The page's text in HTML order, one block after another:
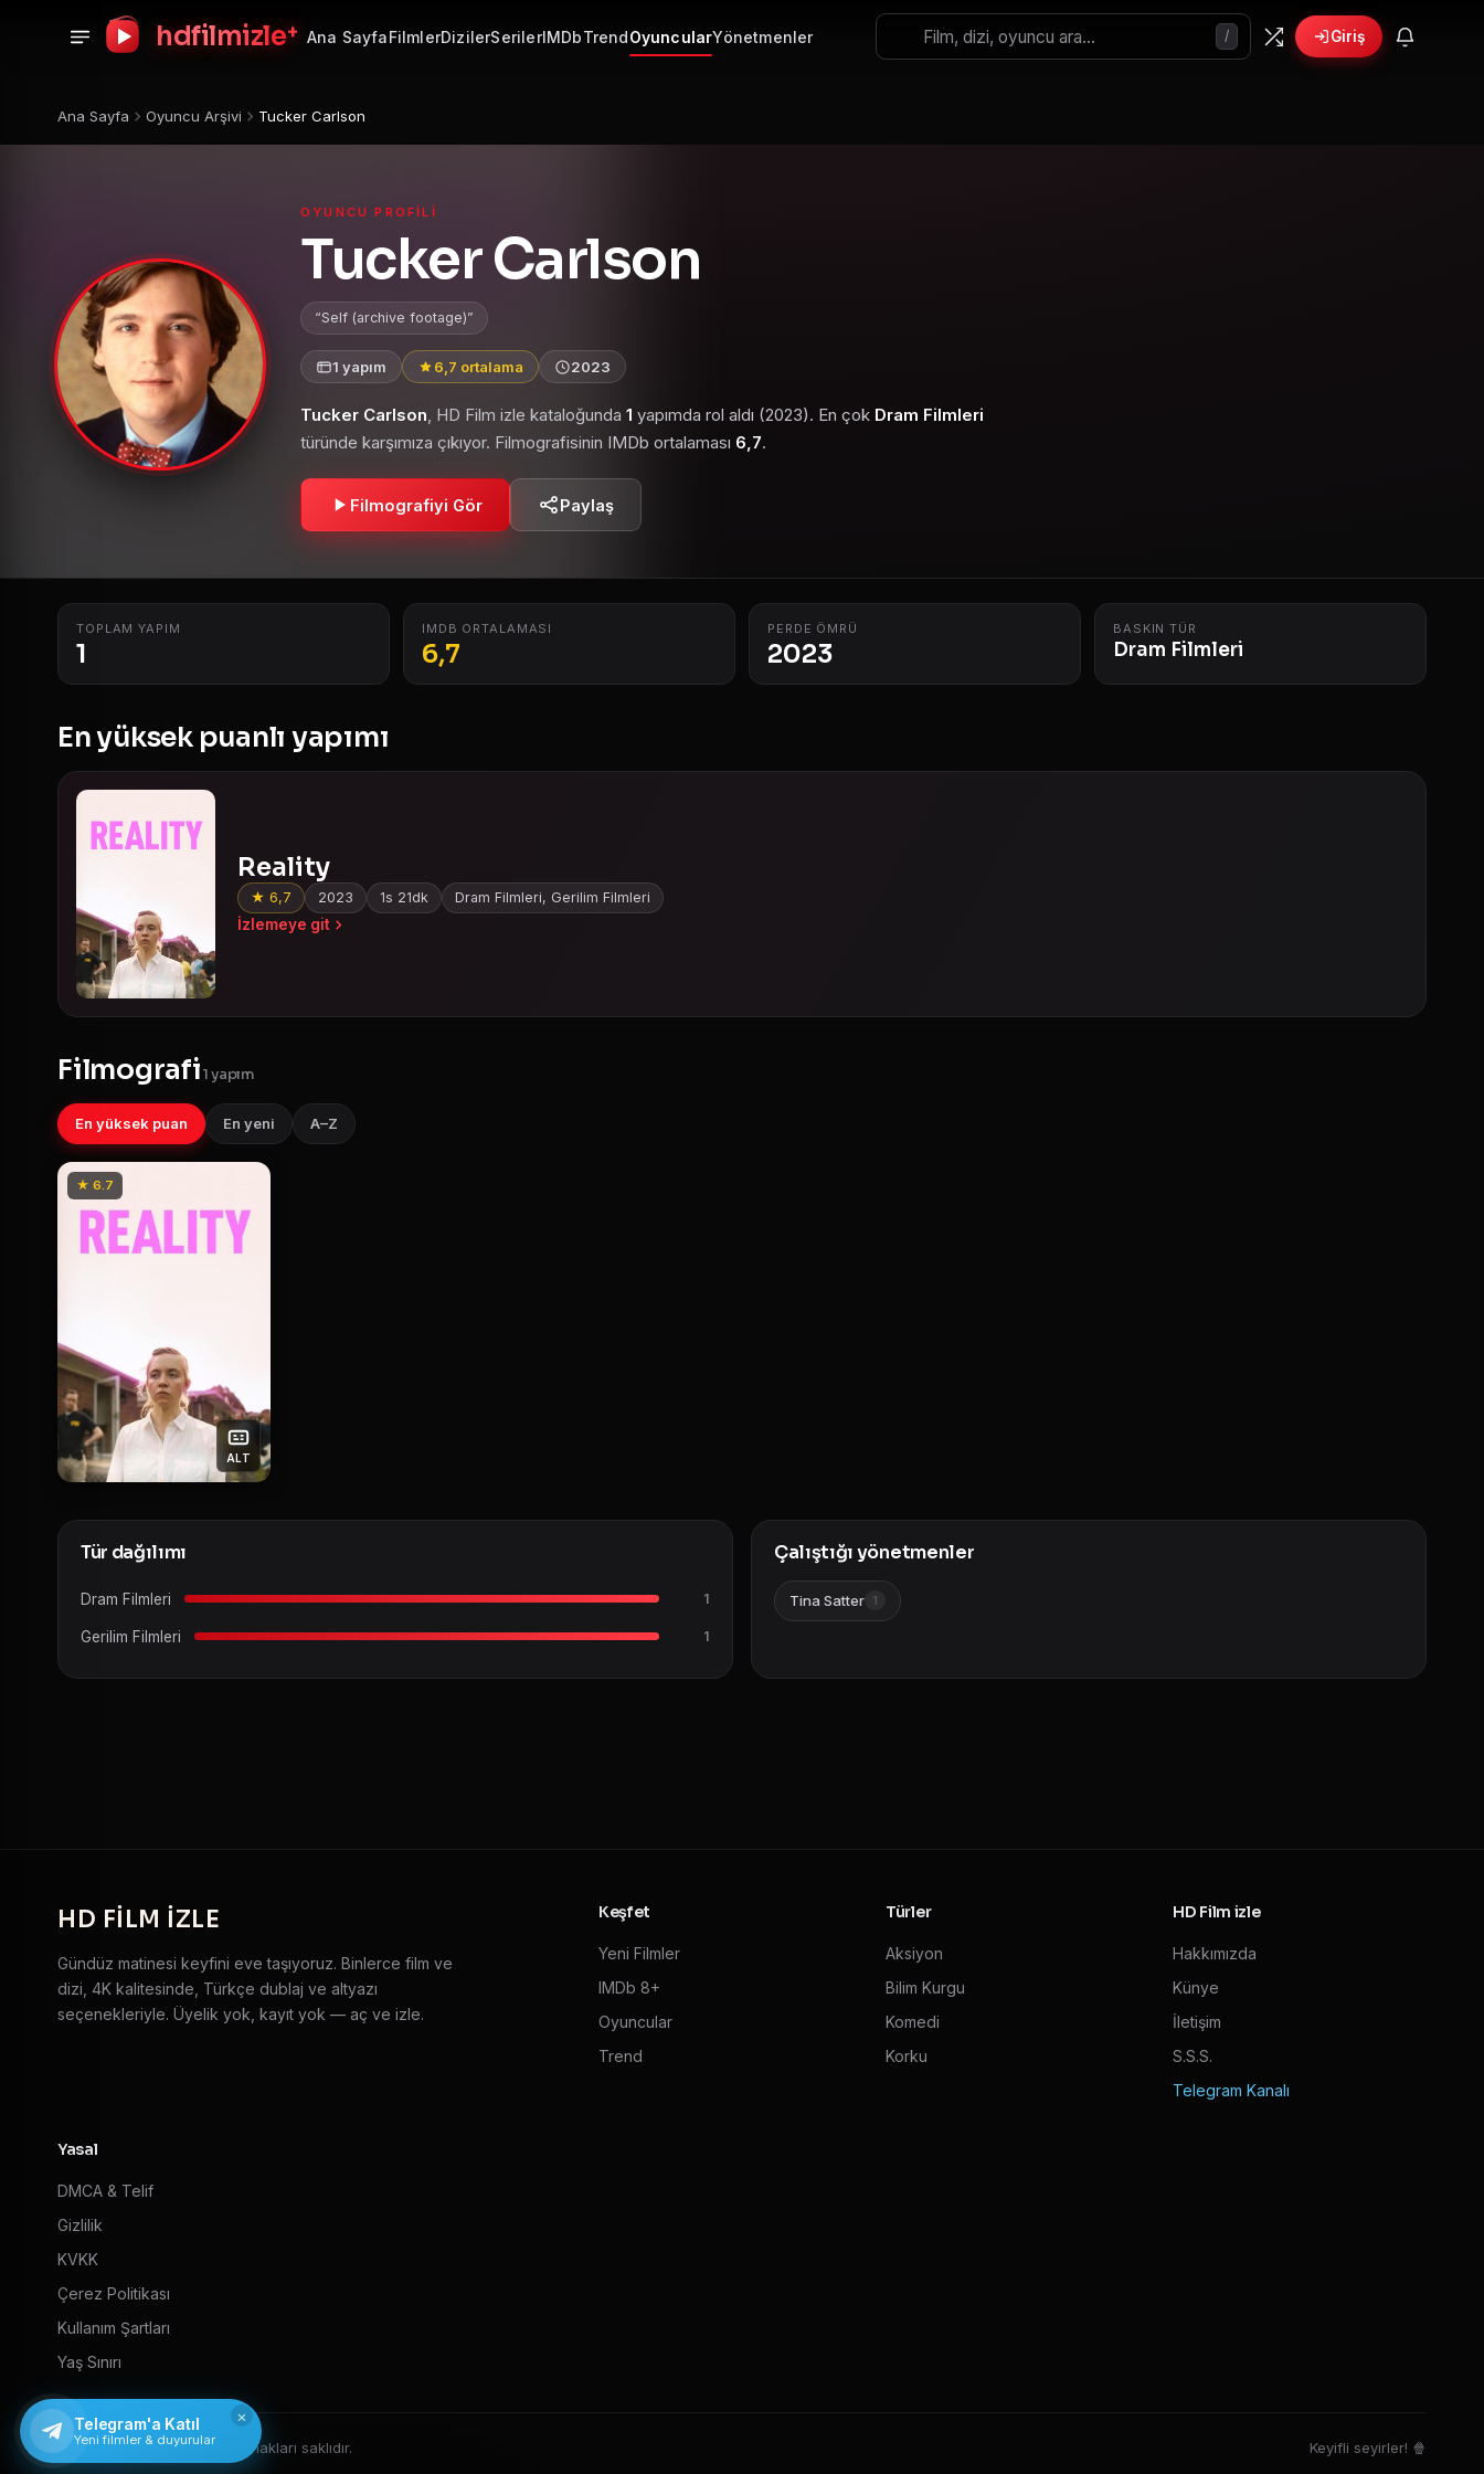
hdfilmizle+ Ana SayfaFilmlerDizilerSerilerIMDbTrendOyuncularYönetmenler / Giriş
Ana Sayfa Oyuncu Arşivi Tucker Carlson
OYUNCU PROFILI
Tucker Carlson
Self (archive footage)
1 yapım 6,7 ortalama 2023
Tucker Carlson, HD Film izle kataloğunda 1 yapımda rol aldı (2023). En çok Dram Filmleri
türünde karşımıza çıkıyor. Filmografisinin IMDb ortalaması 6,7.
Filmografiyi Gör Paylaş
TOPLAM YAPIM
1
IMDB ORTALAMASI
6,7
PERDE ÖMRÜ
2023
BASKIN TÜR
Dram Filmleri
En yüksek puanlı yapımı
Reality
★ 6,7 2023 1s 21dk Dram Filmleri, Gerilim Filmleri
İzlemeye git
Filmografi1 yapım
En yüksek puan En yeni A–Z
★ 6.7
ALT
Tür dağılımı
Dram Filmleri 1
Gerilim Filmleri 1
Çalıştığı yönetmenler
Tina Satter 1
HD FILM IZLE
Gündüz matinesi keyfini eve taşıyoruz. Binlerce film ve
dizi, 4K kalitesinde, Türkçe dublaj ve altyazı
seçenekleriyle. Üyelik yok, kayıt yok — aç ve izle.
Keşfet
Yeni Filmler
IMDb 8+
Oyuncular
Trend
Türler
Aksiyon
Bilim Kurgu
Komedi
Korku
HD Film izle
Hakkımızda
Künye
İletişim
S.S.S.
Telegram Kanalı
Yasal
DMCA & Telif
Gizlilik
KVKK
Çerez Politikası
Kullanım Şartları
Yaş Sınırı
© 2026 HD Film izle — Tüm hakları saklıdır. Keyifli seyirler! 🍿
Telegram'a Katıl
Yeni filmler & duyurular
×